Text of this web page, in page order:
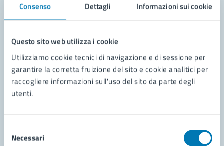
Consenso Dettagli Informazioni sui cookie
Questo sito web utilizza i cookie
Utilizziamo cookie tecnici di navigazione e di sessione per
garantire la corretta fruizione del sito e cookie analitici per
raccogliere informazioni sull'uso del sito da parte degli
utenti.
delNecessari
Leggi le domande frequenti
Richiedi assistenza
Prenota appuntamento
Problemi in città